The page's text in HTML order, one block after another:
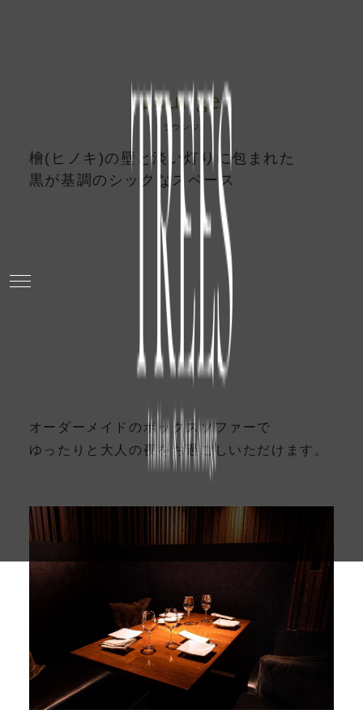
Lounge
ラウンジ
檜(ヒノキ)の壁と淡い灯りに包まれた
黒が基調のシックなスペース
オーダーメイドのボックスソファーで
ゆったりと大人の夜をお過ごしいただけます。